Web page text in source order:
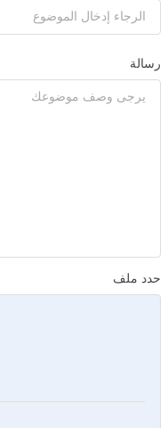
رسالة
حدد ملف